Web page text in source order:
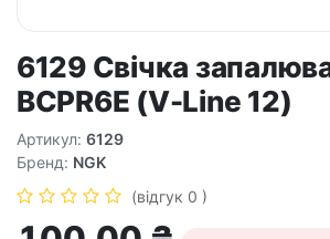
6129 Свічка
BCPR6E (V-Line 12)
Артикул: 6129
Бренд: NGK
(відгук 0 )